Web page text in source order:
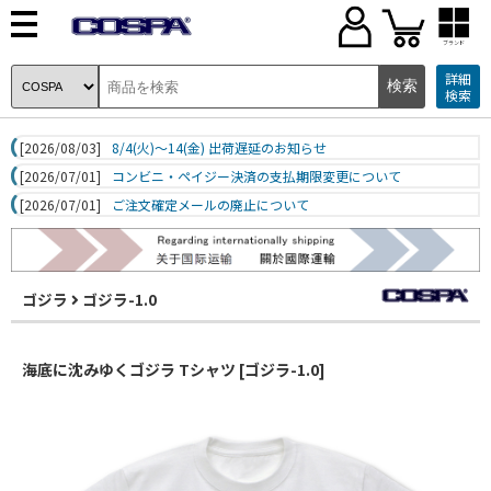
ブランド
詳細
検索
[2026/08/03]
8/4(火)～14(金) 出荷遅延のお知らせ
[2026/07/01]
コンビニ・ペイジー決済の支払期限変更について
[2026/07/01]
ご注文確定メールの廃止について
ゴジラ ゴジラ-1.0
海底に沈みゆくゴジラ Tシャツ [ゴジラ-1.0]